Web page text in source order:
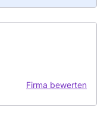
Firma bewerten